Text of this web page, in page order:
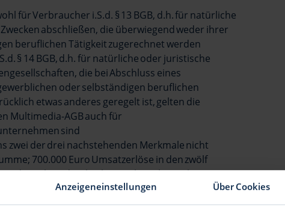
Anzeigeneinstellungen Über Cookies
für Verbraucher i.S.d. § 13 BGB, d.h. für natürliche
abschließen, die überwiegend weder ihrer
beruflichen Tätigkeit zugerechnet werden
§ 14 BGB, d.h. für natürliche oder juristische
die bei Abschluss eines
oder selbständigen beruflichen
etwas anderes geregelt ist, gelten die
Multimedia-AGB auch für
sind
zwei der drei nachstehenden Merkmale nicht
700.000 Euro Umsatzerlöse in den zwölf
im Jahresdurchschnitt zehn Arbeitnehmer.
zwei der drei nachstehenden Merkmale
12.000.000 Euro Umsatzerlöse in den